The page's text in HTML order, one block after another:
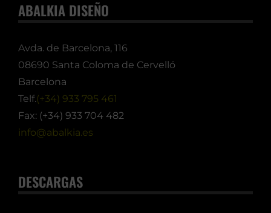
ABALKIA DISEÑO
Avda. de Barcelona, 116
08690 Santa Coloma de Cervelló
Barcelona
Telf.(+34) 933 795 461
Fax: (+34) 933 704 482
info@abalkia.es
DESCARGAS